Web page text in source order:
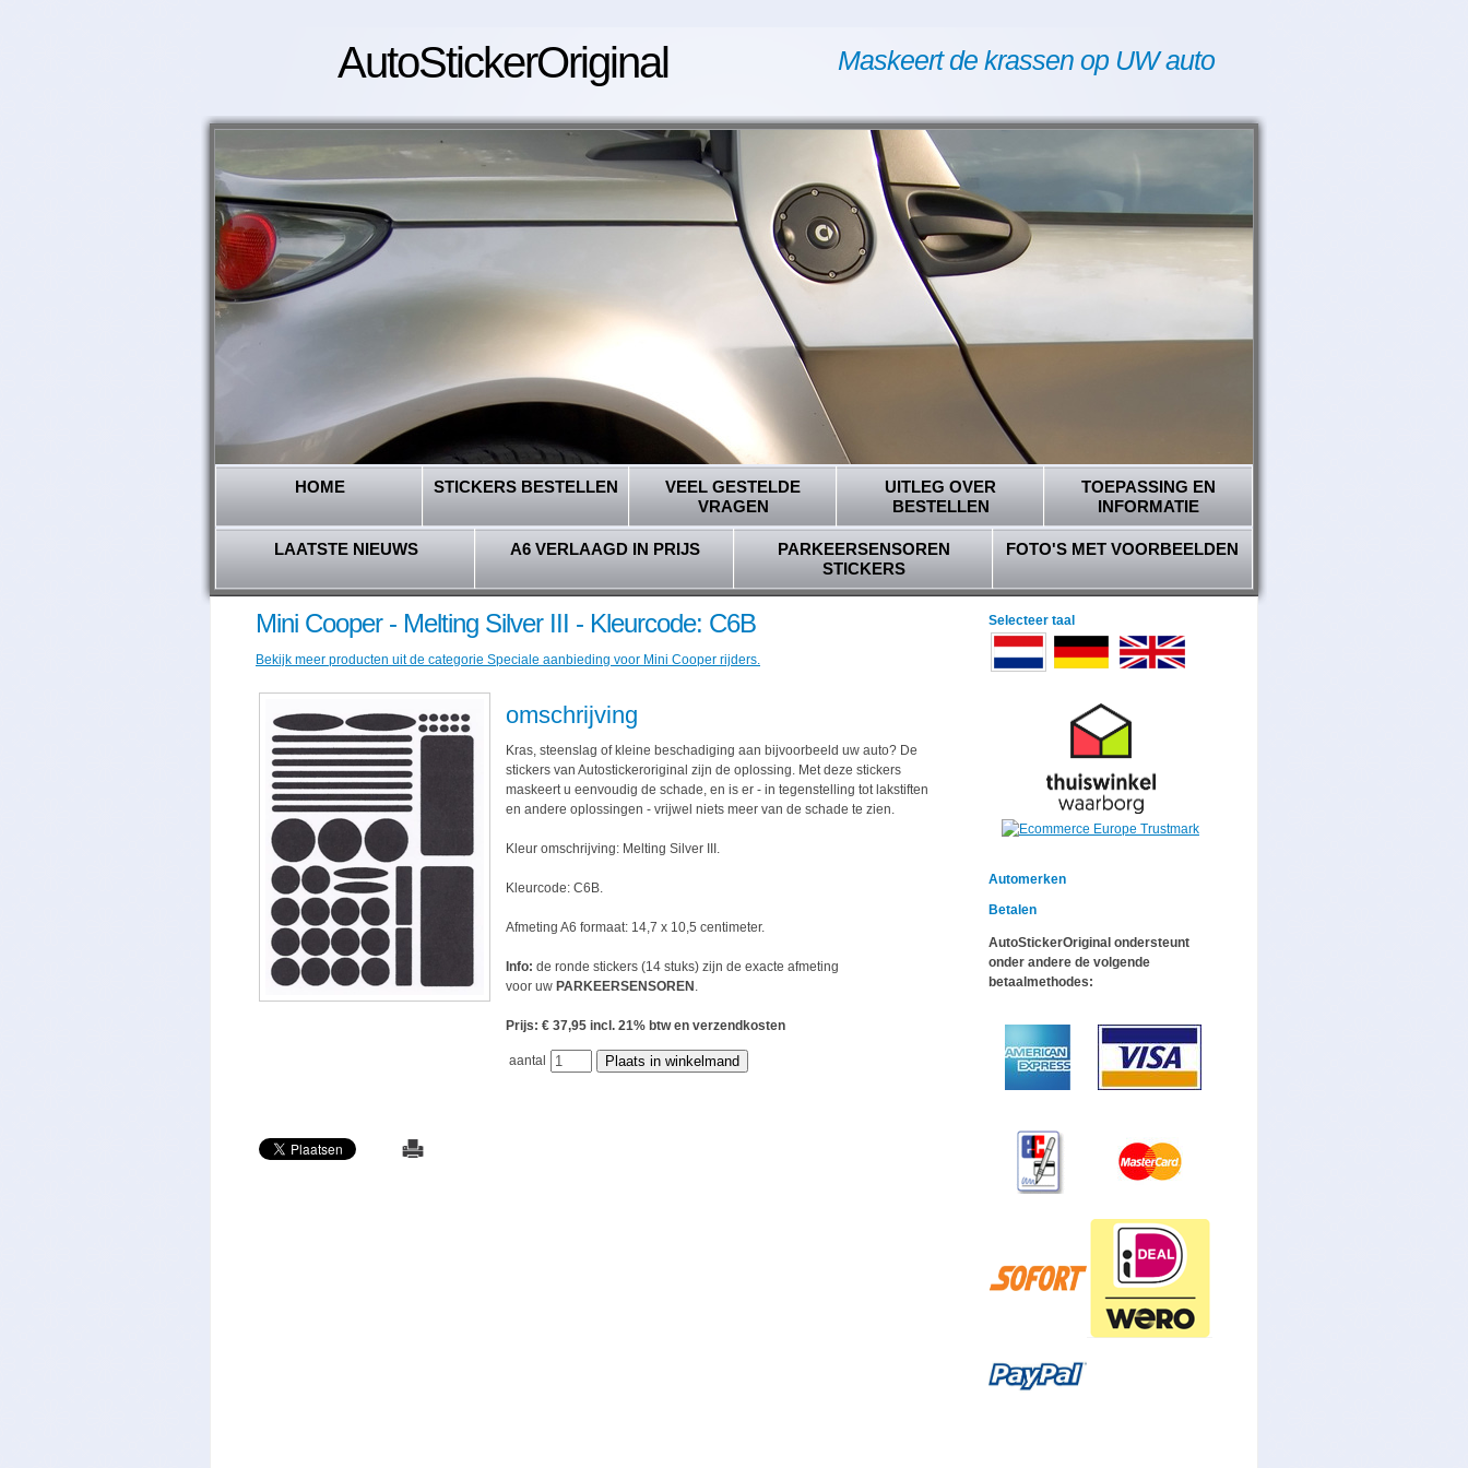
AutoStickerOriginal Maskeert de krassen op UW auto
HOME STICKERS BESTELLEN
VEEL GESTELDE
VRAGEN
UITLEG OVER
BESTELLEN
TOEPASSING EN
INFORMATIE
LAATSTE NIEUWS A6 VERLAAGD IN PRIJS
PARKEERSENSOREN
STICKERS
FOTO'S MET VOORBEELDEN
Mini Cooper - Melting Silver III - Kleurcode: C6B
Bekijk meer producten uit de categorie Speciale aanbieding voor Mini Cooper rijders.
omschrijving
Kras, steenslag of kleine beschadiging aan bijvoorbeeld uw auto? De
stickers van Autostickeroriginal zijn de oplossing. Met deze stickers
maskeert u eenvoudig de schade, en is er - in tegenstelling tot lakstiften
en andere oplossingen - vrijwel niets meer van de schade te zien.
Kleur omschrijving: Melting Silver III.
Kleurcode: C6B.
Afmeting A6 formaat: 14,7 x 10,5 centimeter.
Info: de ronde stickers (14 stuks) zijn de exacte afmeting
voor uw PARKEERSENSOREN .
Prijs: € 37,95 incl. 21% btw en verzendkosten
aantal
Selecteer taal
Automerken
Betalen
AutoStickerOriginal ondersteunt
onder andere de volgende
betaalmethodes: